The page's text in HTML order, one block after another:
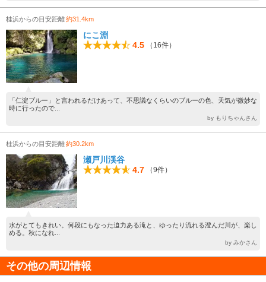
桂浜からの目安距離約31.4km
にこ淵
4.5
（16件）
「仁淀ブルー」と言われるだけあって、不思議なくらいのブルーの色、天気が微妙な
時に行ったので...
by もりちゃんさん
桂浜からの目安距離約30.2km
瀬戸川渓谷
4.7
（9件）
水がとてもきれい。何段にもなった迫力ある滝と、ゆったり流れる澄んだ川が、楽し
める。秋になれ...
by みかさん
その他の周辺情報